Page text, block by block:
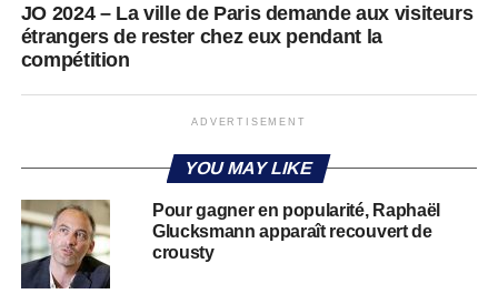
JO 2024 – La ville de Paris demande aux visiteurs
étrangers de rester chez eux pendant la
compétition
ADVERTISEMENT
YOU MAY LIKE
Pour gagner en popularité, Raphaël
Glucksmann apparaît recouvert de
crousty